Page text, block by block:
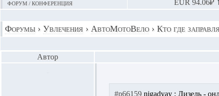
Форум / конференция
EUR 94.06₽
Форумы › Увлечения › АвтоМотоВело › Кто где
Автор
#p66159 nigadyay : Дизель -